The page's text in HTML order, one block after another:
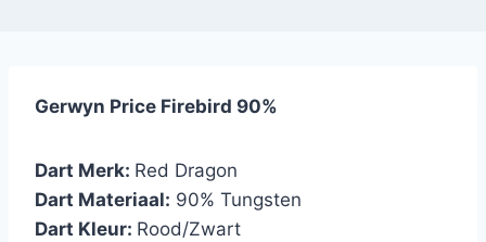
Gerwyn Price Firebird 90%
Dart Merk: Red Dragon
Dart Materiaal: 90% Tungsten
Dart Kleur: Rood/Zwart